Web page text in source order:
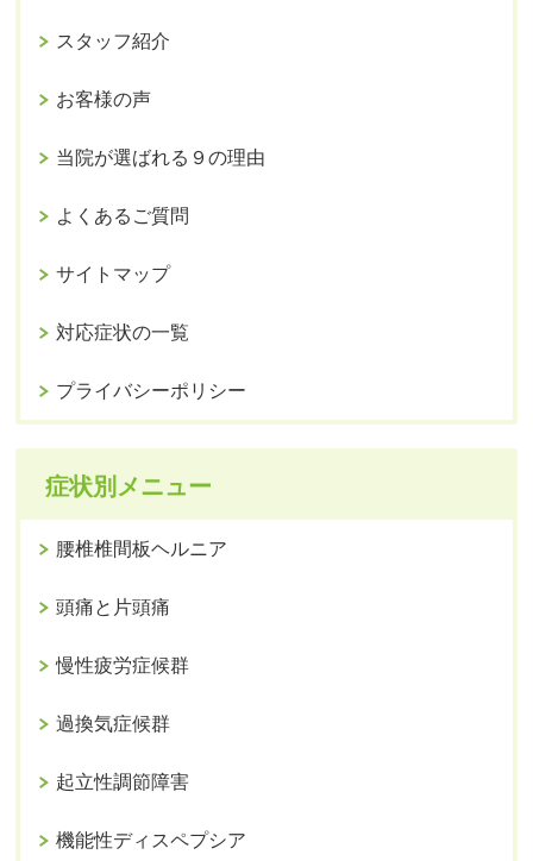
スタッフ紹介
お客様の声
当院が選ばれる９の理由
よくあるご質問
サイトマップ
対応症状の一覧
プライバシーポリシー
症状別メニュー
腰椎椎間板ヘルニア
頭痛と片頭痛
慢性疲労症候群
過換気症候群
起立性調節障害
機能性ディスペプシア